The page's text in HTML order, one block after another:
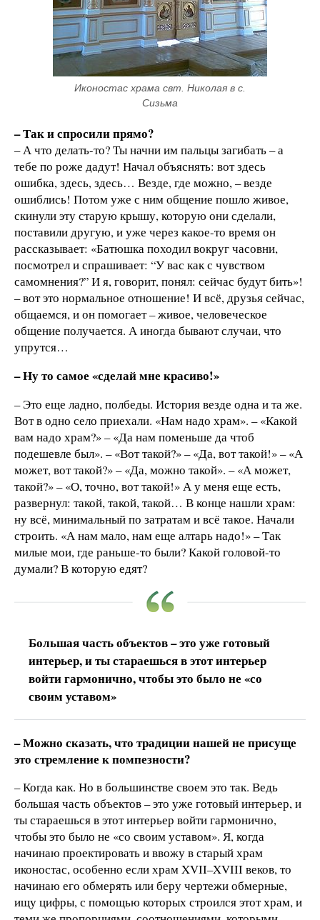
Иконостас храма свт. Николая в с.
Сизьма
– Так и спросили прямо?
– А что делать-то? Ты начни им пальцы загибать – а
тебе по роже дадут! Начал объяснять: вот здесь
ошибка, здесь, здесь… Везде, где можно, – везде
ошиблись! Потом уже с ним общение пошло живое,
скинули эту старую крышу, которую они сделали,
поставили другую, и уже через какое-то время он
рассказывает: «Батюшка походил вокруг часовни,
посмотрел и спрашивает: “У вас как с чувством
самомнения?” И я, говорит, понял: сейчас будут бить»!
– вот это нормальное отношение! И всё, друзья сейчас,
общаемся, и он помогает – живое, человеческое
общение получается. А иногда бывают случаи, что
упрутся…
– Ну то самое «сделай мне красиво!»
– Это еще ладно, полбеды. История везде одна и та же.
Вот в одно село приехали. «Нам надо храм». – «Какой
вам надо храм?» – «Да нам поменьше да чтоб
подешевле был». – «Вот такой?» – «Да, вот такой!» – «А
может, вот такой?» – «Да, можно такой». – «А может,
такой?» – «О, точно, вот такой!» А у меня еще есть,
развернул: такой, такой, такой… В конце нашли храм:
ну всё, минимальный по затратам и всё такое. Начали
строить. «А нам мало, нам еще алтарь надо!» – Так
милые мои, где раньше-то были? Какой головой-то
думали? В которую едят?
Большая часть объектов – это уже готовый
интерьер, и ты стараешься в этот интерьер
войти гармонично, чтобы это было не «со
своим уставом»
– Можно сказать, что традиции нашей не присуще
это стремление к помпезности?
– Когда как. Но в большинстве своем это так. Ведь
большая часть объектов – это уже готовый интерьер, и
ты стараешься в этот интерьер войти гармонично,
чтобы это было не «со своим уставом». Я, когда
начинаю проектировать и ввожу в старый храм
иконостас, особенно если храм XVII–XVIII веков, то
начинаю его обмерять или беру чертежи обмерные,
ищу цифры, с помощью которых строился этот храм, и